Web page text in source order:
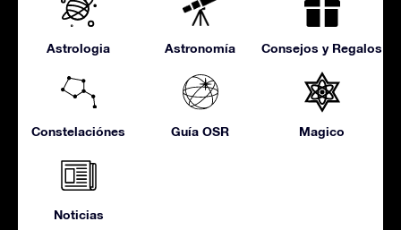
Astrologia Astronomía Consejos y Regalos
Constelaciónes Guía OSR Magico
Noticias